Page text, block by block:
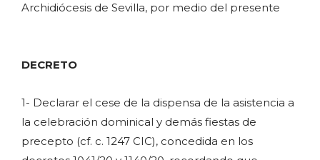
Archidiócesis de Sevilla, por medio del presente
DECRETO
1- Declarar el cese de la dispensa de la asistencia a
la celebración dominical y demás fiestas de
precepto (cf. c. 1247 CIC), concedida en los